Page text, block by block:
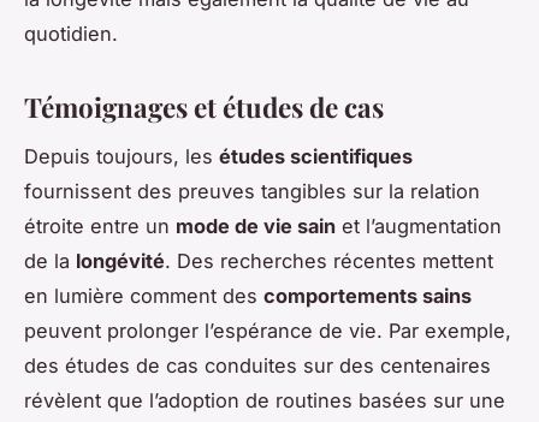
quotidien.
Témoignages et études de cas
Depuis toujours, les études scientifiques
fournissent des preuves tangibles sur la relation
étroite entre un mode de vie sain et l’augmentation
de la longévité. Des recherches récentes mettent
en lumière comment des comportements sains
peuvent prolonger l’espérance de vie. Par exemple,
des études de cas conduites sur des centenaires
révèlent que l’adoption de routines basées sur une